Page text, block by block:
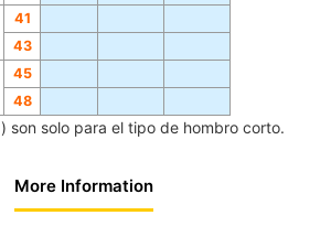
41
43
45
48
son solo para el tipo de hombro corto.
More Information